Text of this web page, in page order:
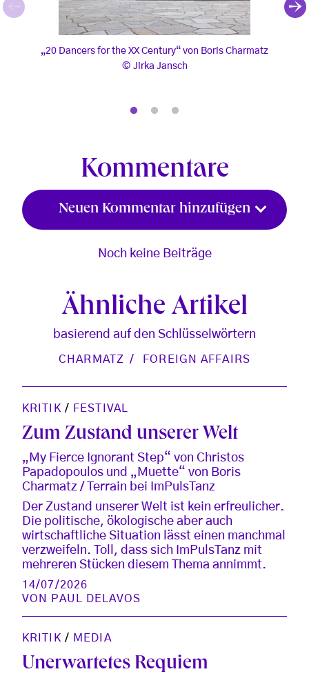
„20 Dancers for the XX Century“ von Boris Charmatz
Jirka Jansch
Kommentare
Neuen Kommentar hinzufügen
Noch keine Beiträge
Ähnliche Artikel
basierend auf den Schlüsselwörtern
CHARMATZ FOREIGN AFFAIRS
KRITIK/ FESTIVAL
Zum Zustand unserer Welt
„My Fierce Ignorant Step“ von Christos
Papadopoulos und „Muette“ von Boris
Charmatz / Terrain bei ImPulsTanz
Der Zustand unserer Welt ist kein erfreulicher.
Die politische, ökologische aber auch
wirtschaftliche Situation lässt einen manchmal
verzweifeln. Toll, dass sich ImPulsTanz mit
mehreren Stücken diesem Thema annimmt.
14/07/2026
VON
PAUL DELAVOS
KRITIK/ MEDIA
Unerwartetes Requiem